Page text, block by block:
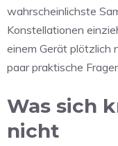
wahrscheinlichste
Konstellationen
einem Gerät plötzlich
paar praktische
Was sich
nicht